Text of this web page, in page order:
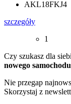
AKL18FKJ4
szczegóły
1
Czy szukasz dla
nowego
Nie przegap
Skorzystaj z